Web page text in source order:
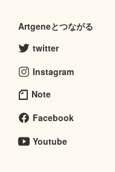
Artgeneとつながる
twitter
Instagram
Note
Facebook
Youtube